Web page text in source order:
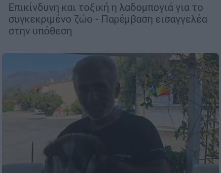
Επικίνδυνη και τοξική η λαδομπογιά για το
συγκεκριμένο ζώο - Παρέμβαση εισαγγελέα
στην υπόθεση